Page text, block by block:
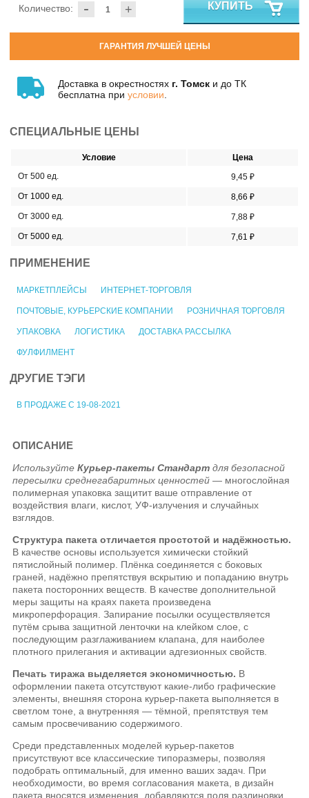
- +
Количество: КУПИТЬ
ГАРАНТИЯ ЛУЧШЕЙ ЦЕНЫ
Доставка в окрестностях г. Томск и до ТК
бесплатна при условии
СПЕЦИАЛЬНЫЕ ЦЕНЫ
Условие
Цена
От 500 ед.
9,45 ₽
От 1000 ед.
8,66 ₽
От 3000 ед.
7,88 ₽
От 5000 ед.
7,61 ₽
ПРИМЕНЕНИЕ
МАРКЕТПЛЕЙСЫ ИНТЕРНЕТ-ТОРГОВЛЯ
ПОЧТОВЫЕ, КУРЬЕРСКИЕ КОМПАНИИ РОЗНИЧНАЯ ТОРГОВЛЯ
УПАКОВКА ЛОГИСТИКА ДОСТАВКА РАССЫЛКА
ФУЛФИЛМЕНТ
ДРУГИЕ ТЭГИ
В ПРОДАЖЕ С 19-08-2021
ОПИСАНИЕ
ИспользуйтеКурьер-пакеты Стандарт для безопасной
пересылки среднегабаритных ценностей — многослойная
полимерная упаковка защитит ваше отправление от
воздействия влаги, кислот, УФ-излучения и случайных
взглядов.
Структура пакета отличается простотой и надёжностью.
В качестве основы используется химически стойкий
пятислойный полимер. Плёнка соединяется с боковых
граней, надёжно препятствуя вскрытию и попаданию внутрь
пакета посторонних веществ. В качестве дополнительной
меры защиты на краях пакета произведена
микроперфорация. Запирание посылки осуществляется
путём срыва защитной ленточки на клейком слое, с
последующим разглаживанием клапана, для наиболее
плотного прилегания и активации адгезионных свойств.
Печать тиража выделяется экономичностью. В
оформлении пакета отсутствуют какие-либо графические
элементы, внешняя сторона курьер-пакета выполняется в
светлом тоне, а внутренняя — тёмной, препятствуя тем
самым просвечиванию содержимого.
Среди представленных моделей курьер-пакетов
присутствуют все классические типоразмеры, позволяя
подобрать оптимальный, для именно ваших задач. При
необходимости, во время согласования макета, в дизайн
пакета вносятся изменения, добавляются поля разлиновки,